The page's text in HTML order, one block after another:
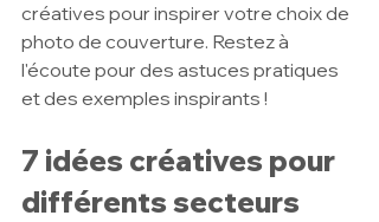
créatives pour inspirer votre choix de
photo de couverture. Restez à
l'écoute pour des astuces pratiques
et des exemples inspirants !
7 idées créatives pour
différents secteurs